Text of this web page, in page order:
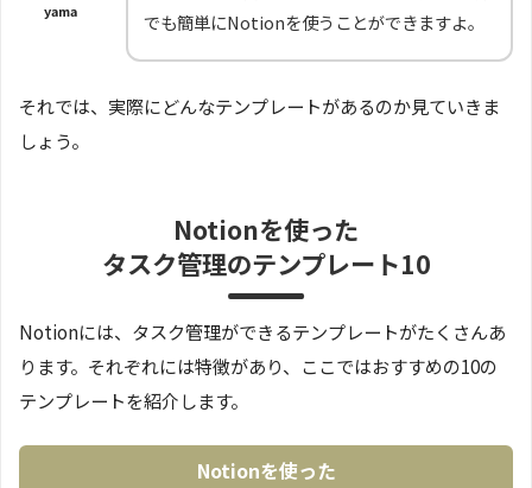
yama
でも簡単にNotionを使うことができますよ。
それでは、実際にどんなテンプレートがあるのか見ていきま
しょう。
Notionを使った
タスク管理のテンプレート10
Notionには、タスク管理ができるテンプレートがたくさんあ
ります。それぞれには特徴があり、ここではおすすめの10の
テンプレートを紹介します。
Notionを使った